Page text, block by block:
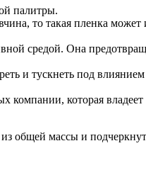
палитры.
то такая пленка может
средой. Она
и тускнеть под
которая
общей массы и